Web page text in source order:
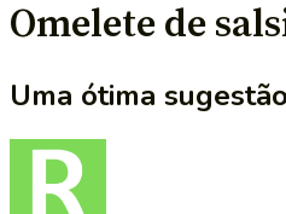
Omelete de
Uma ótima